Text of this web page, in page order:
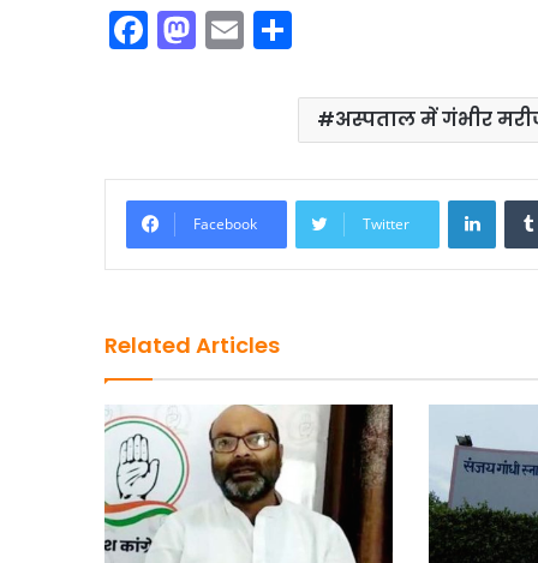
F
a
b
o
o
M
a
d
o
n
E
m
ar
e अस्पताल में गंभीर
Facebook Twitter
Related Articles